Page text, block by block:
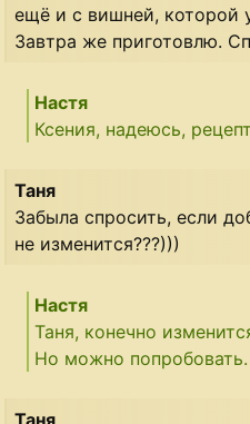
ещё и с вишней, которой
Завтра же приготовлю.
Настя
Ксения, надеюсь,
Таня
Забыла спросить, если
не изменится???)))
Настя
Таня, конечно
Но можно попробовать.
Таня